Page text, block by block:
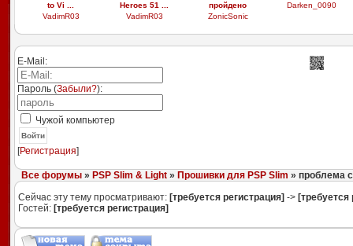
to Vi ...
VadimR03
Heroes 51 ...
VadimR03
пройдено
ZonicSonic
Darken_0090
E-Mail:
Пароль (Забыли?):
Чужой компьютер
Войти
[Регистрация]
Все форумы» PSP Slim & Light» Прошивки для PSP Slim » проблема
Сейчас эту тему просматривают: [требуется регистрация] -> [требуется
Гостей: [требуется регистрация]